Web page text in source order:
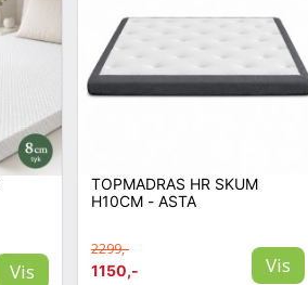
Vis
TOPMADRAS HR SKUM
H10CM - ASTA
2299,-
1150,-
Vis